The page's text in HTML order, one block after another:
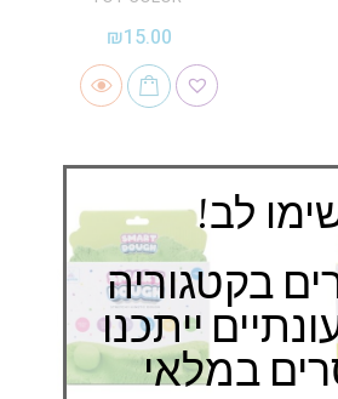
₪15.00
לב!
בקטגוריה
ייתכנו
במלאי